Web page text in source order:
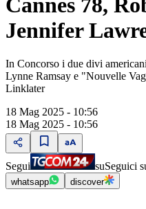
Jennifer
In Concorso i due divi
Lynne Ramsay e "Nouvelle
Linklater
18 Mag 2025 - 10:56
18 Mag 2025 - 10:56
Segui suSeguici
whatsapp discover